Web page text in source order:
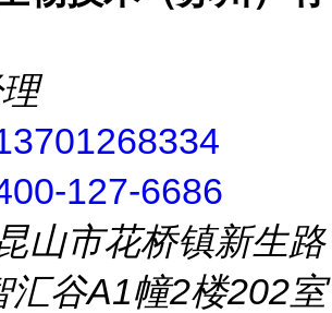
127-6686
山市花桥镇新生路
汇谷A1幢2楼202室